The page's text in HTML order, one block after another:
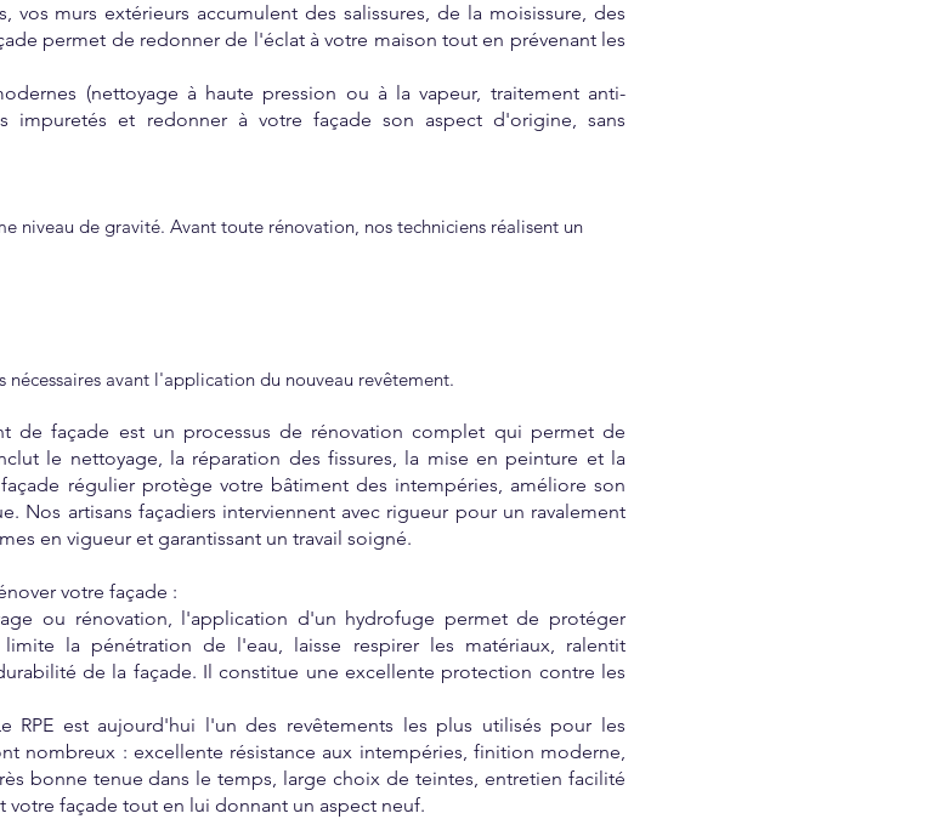
vos murs extérieurs accumulent des salissures, de la moisissure, des
permet de redonner de l'éclat à votre maison tout en prévenant les
(nettoyage à haute pression ou à la vapeur, traitement anti-
impuretés et redonner à votre façade son aspect d'origine, sans
niveau de gravité. Avant toute rénovation, nos techniciens réalisent un
nécessaires avant l'application du nouveau revêtement.
de façade est un processus de rénovation complet qui permet de
le nettoyage, la réparation des fissures, la mise en peinture et la
régulier protège votre bâtiment des intempéries, améliore son
Nos artisans façadiers interviennent avec rigueur pour un ravalement
en vigueur et garantissant un travail soigné.
votre façade :
ou rénovation, l'application d'un hydrofuge permet de protéger
la pénétration de l'eau, laisse respirer les matériaux, ralentit
de la façade. Il constitue une excellente protection contre les
RPE est aujourd'hui l'un des revêtements les plus utilisés pour les
nombreux : excellente résistance aux intempéries, finition moderne,
bonne tenue dans le temps, large choix de teintes, entretien facilité
votre façade tout en lui donnant un aspect neuf.